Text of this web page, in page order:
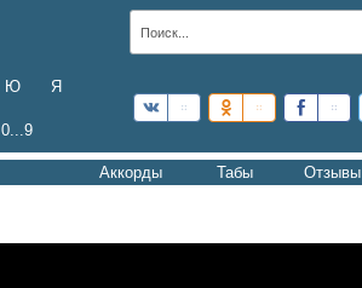
Ю Я
0...9
Аккорды Табы Отзывы